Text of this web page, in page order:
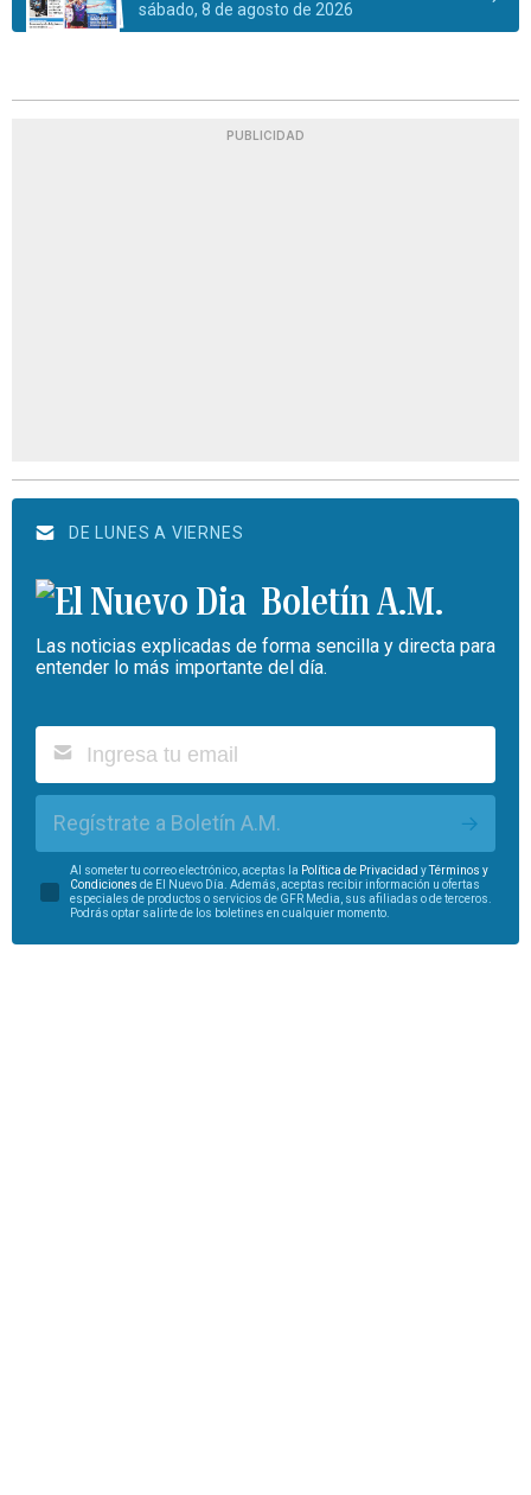
sábado, 8 de agosto de 2026
PUBLICIDAD
DE LUNES A VIERNES
Boletín A.M.
Las noticias explicadas de forma sencilla y directa para
entender lo más importante del día.
Regístrate a Boletín A.M.
Al someter tu correo electrónico, aceptas la Política de Privacidad yTérminos y
Condiciones de El Nuevo Día. Además, aceptas recibir información u ofertas
especiales de productos o servicios de GFR Media, sus afiliadas o de terceros.
Podrás optar salirte de los boletines en cualquier momento.